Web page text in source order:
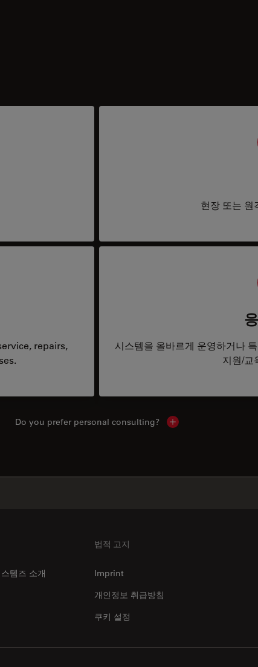
현장 또는 원
repairs,
시스템을 올바르게 운영하거나
지원/교
Do you prefer personal consulting? Show local contacts
템즈 소개
법적 고지
Imprint
개인정보 취급방침
쿠키 설정